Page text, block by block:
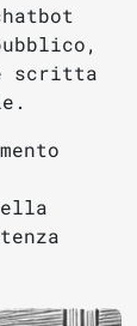
scritta